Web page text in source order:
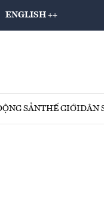
ENGLISH ++
SẢNTHẾ GIỚIDÂN